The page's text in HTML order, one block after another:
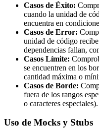
Casos de Éxito:
cuando la unidad de
encuentra en
Casos de Error:
unidad de código
dependencias fallan,
Casos Límite:
se encuentren en los
cantidad máxima o
Casos de Borde:
fuera de los rangos
o caracteres especiales).
Uso de Mocks y Stubs